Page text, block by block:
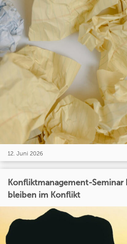
12. Juni 2026
Konfliktmanagement-Seminar
bleiben im Konflikt